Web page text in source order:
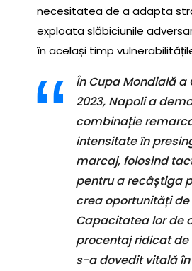
necesitatea de a adapta
exploata slăbiciunile
în același timp
În Cupa Mondială a
2023, Napoli a
combinație
intensitate în
marcaj, folosind
pentru a recâștiga
crea oportunități de
Capacitatea lor de
procentaj ridicat de
s-a dovedit vitală